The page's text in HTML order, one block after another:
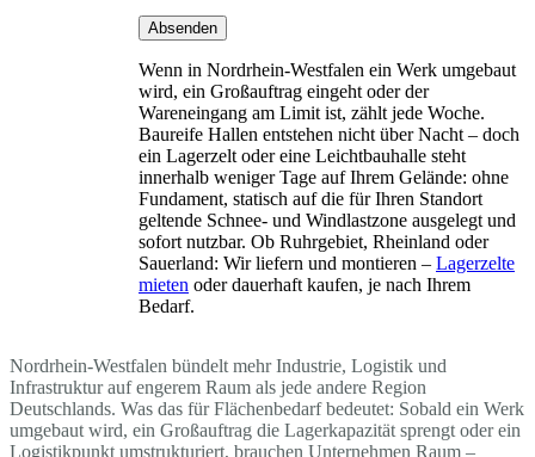
Absenden
Wenn in Nordrhein-Westfalen ein Werk umgebaut
wird, ein Großauftrag eingeht oder der
Wareneingang am Limit ist, zählt jede Woche.
Baureife Hallen entstehen nicht über Nacht – doch
ein Lagerzelt oder eine Leichtbauhalle steht
innerhalb weniger Tage auf Ihrem Gelände: ohne
Fundament, statisch auf die für Ihren Standort
geltende Schnee- und Windlastzone ausgelegt und
sofort nutzbar. Ob Ruhrgebiet, Rheinland oder
Sauerland: Wir liefern und montieren – Lagerzelte
mieten oder dauerhaft kaufen, je nach Ihrem
Bedarf.
Nordrhein-Westfalen bündelt mehr Industrie, Logistik und
Infrastruktur auf engerem Raum als jede andere Region
Deutschlands. Was das für Flächenbedarf bedeutet: Sobald ein Werk
umgebaut wird, ein Großauftrag die Lagerkapazität sprengt oder ein
Logistikpunkt umstrukturiert, brauchen Unternehmen Raum –